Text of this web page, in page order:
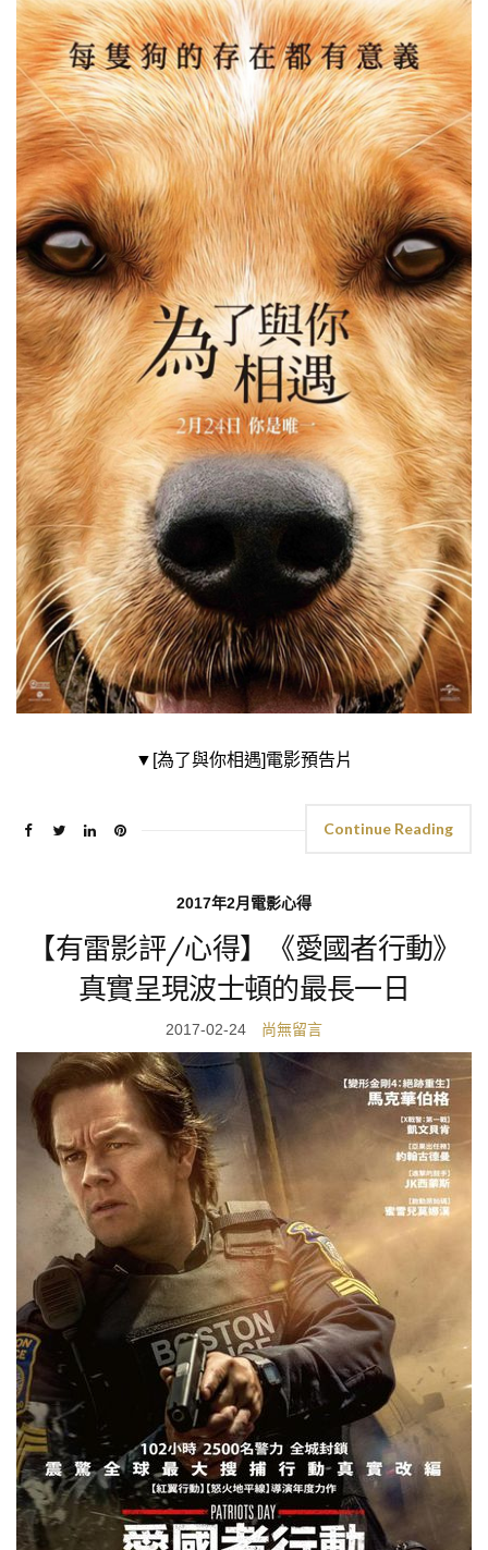
▼[為了與你相遇]電影預告片
Continue Reading
2017年2月電影心得
【有雷影評/心得】《愛國者行動》
真實呈現波士頓的最長一日
2017-02-24 尚無留言